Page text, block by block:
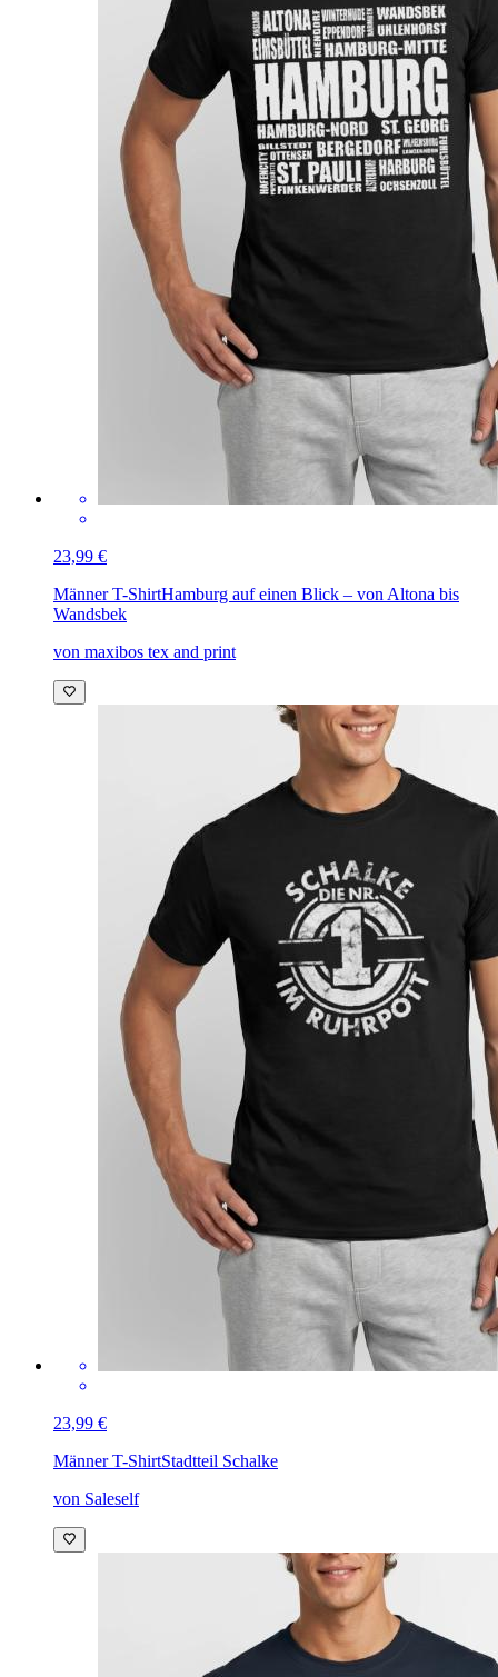
23,99 €
Männer T-ShirtHamburg auf einen Blick – von Altona bis
Wandsbek
von maxibos tex and print
23,99 €
Männer T-ShirtStadtteil Schalke
von Saleself